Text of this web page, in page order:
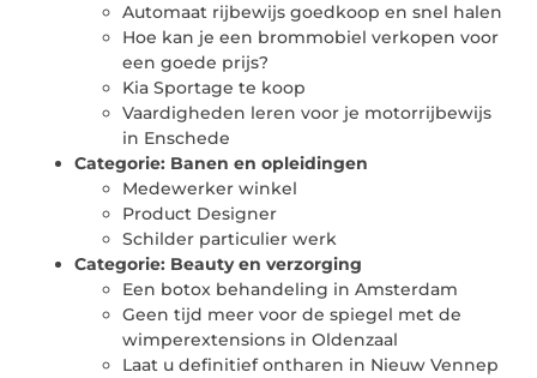
Automaat rijbewijs goedkoop en snel halen
Hoe kan je een brommobiel verkopen voor
een goede prijs?
Kia Sportage te koop
Vaardigheden leren voor je motorrijbewijs
in Enschede
Categorie: Banen en opleidingen
Medewerker winkel
Product Designer
Schilder particulier werk
Categorie: Beauty en verzorging
Een botox behandeling in Amsterdam
Geen tijd meer voor de spiegel met de
wimperextensions in Oldenzaal
Laat u definitief ontharen in Nieuw Vennep